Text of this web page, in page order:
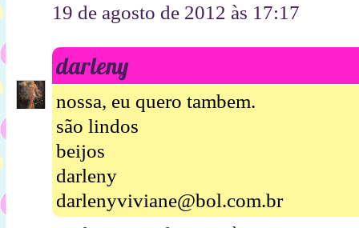
19 de agosto de 2012 às 17:17
darleny
nossa, eu quero tambem.
são lindos
beijos
darleny
darlenyviviane@bol.com.br